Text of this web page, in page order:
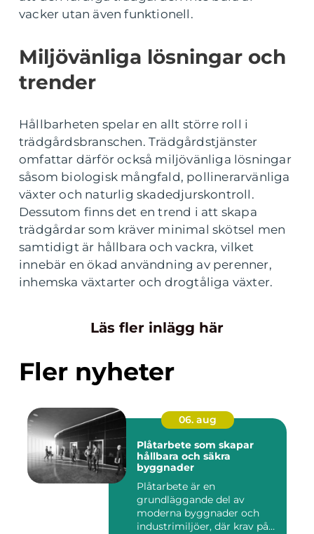
vacker utan även funktionell.
Miljövänliga lösningar och
trender
Hållbarheten spelar en allt större roll i
trädgårdsbranschen. Trädgårdstjänster
omfattar därför också miljövänliga lösningar
såsom biologisk mångfald, pollinerarvänliga
växter och naturlig skadedjurskontroll.
Dessutom finns det en trend i att skapa
trädgårdar som kräver minimal skötsel men
samtidigt är hållbara och vackra, vilket
innebär en ökad användning av perenner,
inhemska växtarter och drogtåliga växter.
Läs fler inlägg här
Fler nyheter
06. aug
Plåtarbete som skapar
hållbara och säkra
byggnader
Plåtarbete är en
grundläggande del av
moderna byggnader och
industrimiljöer, där krav på